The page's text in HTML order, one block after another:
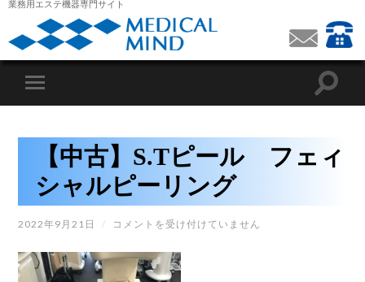
業務用エステ機器専門サイト
【中古】S.Tピール フェィ
シャルピーリング
2022年9月21日 /
【中
S.T
ピ
コメントを受け付けていません